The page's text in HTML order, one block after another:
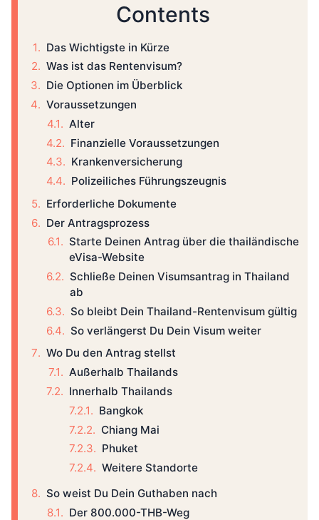
Contents
Das Wichtigste in Kürze
Was ist das Rentenvisum?
Die Optionen im Überblick
Voraussetzungen
Alter
Finanzielle Voraussetzungen
Krankenversicherung
Polizeiliches Führungszeugnis
Erforderliche Dokumente
Der Antragsprozess
Starte Deinen Antrag über die thailändische
eVisa-Website
Schließe Deinen Visumsantrag in Thailand
ab
So bleibt Dein Thailand-Rentenvisum gültig
So verlängerst Du Dein Visum weiter
Wo Du den Antrag stellst
Außerhalb Thailands
Innerhalb Thailands
Bangkok
Chiang Mai
Phuket
Weitere Standorte
So weist Du Dein Guthaben nach
Der 800.000-THB-Weg